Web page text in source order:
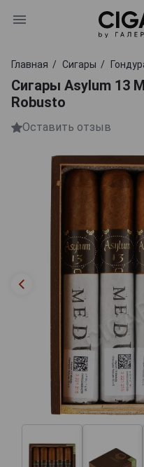
Главная Сигары
Сигары Asylum 13
Robusto
Оставить отзыв